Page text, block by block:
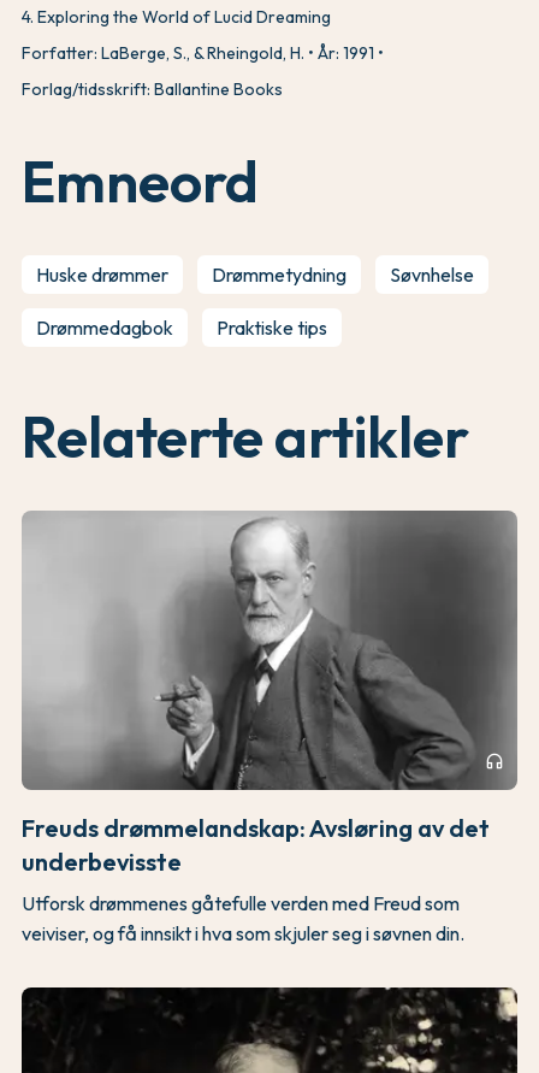
4. Exploring the World of Lucid Dreaming
Forfatter: LaBerge, S., & Rheingold, H.
År: 1991
Forlag/tidsskrift: Ballantine Books
Emneord
Huske drømmer Drømmetydning Søvnhelse
Drømmedagbok Praktiske tips
Relaterte artikler
headphones
Freuds drømmelandskap: Avsløring av det
underbevisste
Utforsk drømmenes gåtefulle verden med Freud som
veiviser, og få innsikt i hva som skjuler seg i søvnen din.